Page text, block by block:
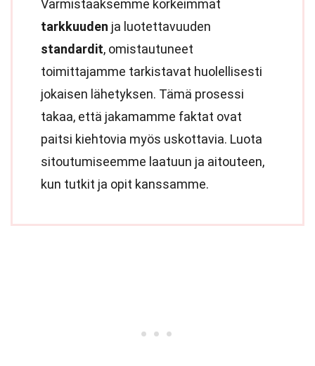
Varmistaaksemme korkeimmat
tarkkuuden ja luotettavuuden
standardit, omistautuneet
toimittajamme tarkistavat huolellisesti
jokaisen lähetyksen. Tämä prosessi
takaa, että jakamamme faktat ovat
paitsi kiehtovia myös uskottavia. Luota
sitoutumiseemme laatuun ja aitouteen,
kun tutkit ja opit kanssamme.